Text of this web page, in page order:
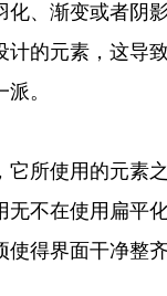
化、渐变或者阴
的元素，这导
。
它所使用的元素
不在使用扁平
得界面干净整